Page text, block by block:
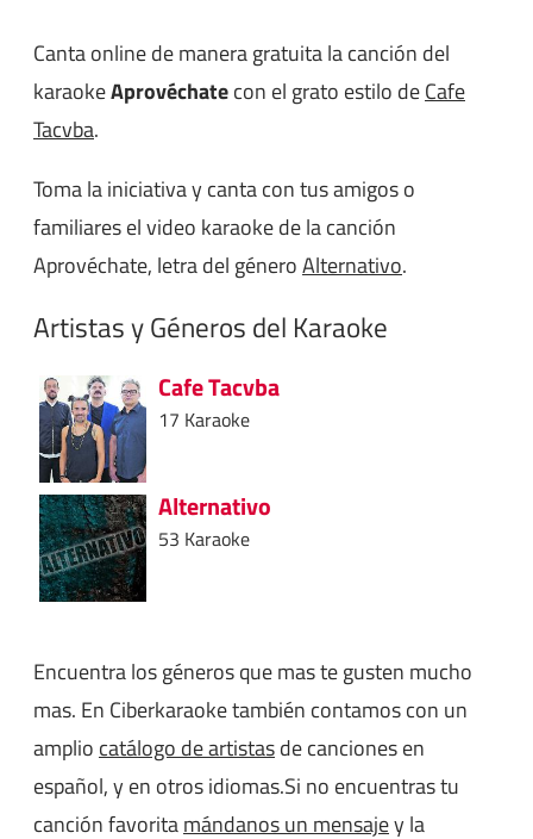
Canta online de manera gratuita la canción del
karaokeAprovéchatecon el grato estilo deCafe
Tacvba.
Toma la iniciativa y canta con tus amigos o
familiares el video karaoke de la canción
Aprovéchate, letra del géneroAlternativo.
Artistas y Géneros del Karaoke
Cafe Tacvba
17 Karaoke
Alternativo
53 Karaoke
Encuentra los géneros que mas te gusten mucho
mas. En Ciberkaraoke también contamos con un
amplio catálogo de artistasde canciones en
español, y en otros idiomas.Si no encuentras tu
canción favoritamándanos un mensajey la